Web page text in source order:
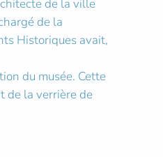
de la ville
de la
Historiques avait,
du musée. Cette
de la verrière de